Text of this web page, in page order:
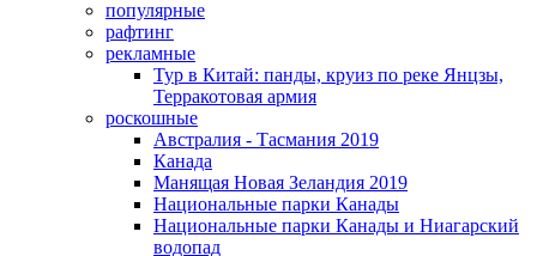
популярные
рафтинг
рекламные
Тур в Китай: панды, круиз по реке Янцзы,
Терракотовая армия
роскошные
Австралия - Тасмания 2019
Канада
Манящая Новая Зеландия 2019
Национальные парки Канады
Национальные парки Канады и Ниагарский
водопад